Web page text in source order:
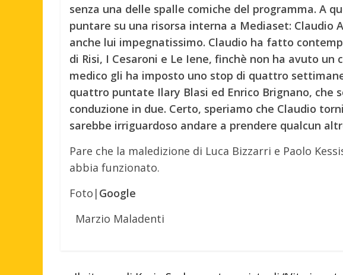
senza una delle spalle comiche del programma. A
puntare su una risorsa interna a Mediaset: Claudio
anche lui impegnatissimo. Claudio ha fatto
di Risi, I Cesaroni e Le Iene, finchè non ha avuto un
medico gli ha imposto uno stop di quattro
quattro puntate Ilary Blasi ed Enrico Brignano, che
conduzione in due. Certo, speriamo che Claudio
sarebbe irriguardoso andare a prendere qualcun
Pare che la maledizione di Luca Bizzarri e Paolo
abbia funzionato.
Foto| Google
Marzio Maladenti